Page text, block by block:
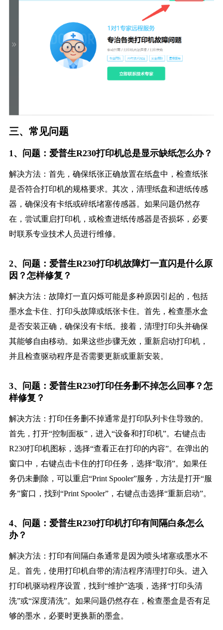
三、常见问题
1、问题：爱普生R230打印机总是显示缺纸怎么办？
解决方法：首先，确保纸张正确放置在纸盘中，检查纸张
是否符合打印机的规格要求。其次，清理纸盘和进纸传感
器，确保没有卡纸或碎纸堵塞传感器。如果问题仍然存
在，尝试重启打印机，或检查进纸传感器是否损坏，必要
时联系专业技术人员进行维修。
2、问题：爱普生R230打印机故障灯一直闪是什么原
因？怎样修复？
解决方法：故障灯一直闪烁可能是多种原因引起的，包括
墨水盒卡住、打印头故障或纸张卡住。首先，检查墨水盒
是否安装正确，确保没有卡纸。接着，清理打印头并确保
其能够自由移动。如果这些步骤无效，重新启动打印机，
并且检查驱动程序是否需要更新或重新安装。
3、问题：爱普生R230打印任务删不掉怎么回事？怎
样修复？
解决方法：打印任务删不掉通常是打印队列卡住导致的。
首先，打开“控制面板”，进入“设备和打印机”。右键点击
R230打印机图标，选择“查看正在打印的内容”。在弹出的
窗口中，右键点击卡住的打印任务，选择“取消”。如果任
务仍未删除，可以重启“Print Spooler”服务，方法是打开“服
务”窗口，找到“Print Spooler”，右键点击选择“重新启动”。
4、问题：爱普生R230打印机打印有间隔白条怎么
办？
解决方法：打印有间隔白条通常是因为喷头堵塞或墨水不
足。首先，使用打印机自带的清洁程序清理打印头。进入
打印机驱动程序设置，找到“维护”选项，选择“打印头清
洗”或“深度清洗”。如果问题仍然存在，检查墨盒是否有足
够的墨水，必要时更换新的墨盒。